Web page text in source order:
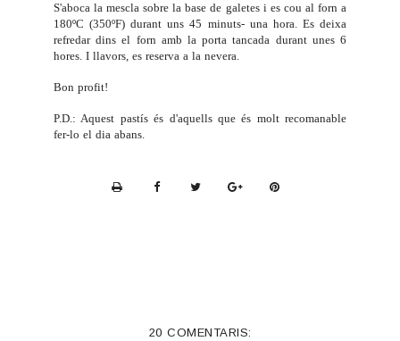
S'aboca la mescla sobre la base de galetes i es cou al forn a
180ºC (350ºF) durant uns 45 minuts- una hora. Es deixa
refredar dins el forn amb la porta tancada durant unes 6
hores. I llavors, es reserva a la nevera.
Bon profit!
P.D.: Aquest pastís és d'aquells que és molt recomanable
fer-lo el dia abans.
20 COMENTARIS: